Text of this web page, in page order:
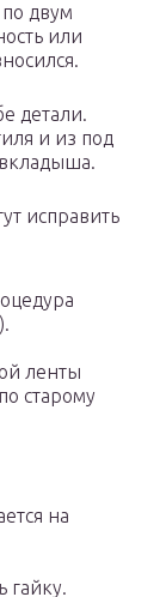
двум
или
детали.
и из под
исправить
ленты
старому
на
гайку.